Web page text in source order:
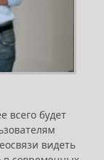
всего будет
видеть